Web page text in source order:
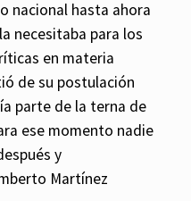
nacional hasta ahora
necesitaba para los
en materia
de su postulación
parte de la terna de
ese momento nadie
y
Martínez